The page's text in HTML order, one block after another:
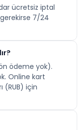
ücretsiz iptal
7/24
ödeme yok).
Online kart
(RUB) için